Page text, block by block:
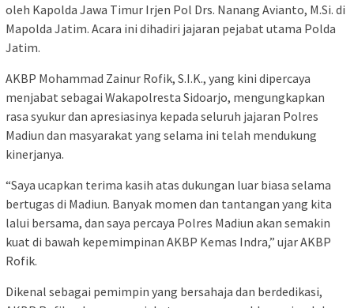
oleh Kapolda Jawa Timur Irjen Pol Drs. Nanang Avianto, M.Si. di
Mapolda Jatim. Acara ini dihadiri jajaran pejabat utama Polda
Jatim.
AKBP Mohammad Zainur Rofik, S.I.K., yang kini dipercaya
menjabat sebagai Wakapolresta Sidoarjo, mengungkapkan
rasa syukur dan apresiasinya kepada seluruh jajaran Polres
Madiun dan masyarakat yang selama ini telah mendukung
kinerjanya.
“Saya ucapkan terima kasih atas dukungan luar biasa selama
bertugas di Madiun. Banyak momen dan tantangan yang kita
lalui bersama, dan saya percaya Polres Madiun akan semakin
kuat di bawah kepemimpinan AKBP Kemas Indra,” ujar AKBP
Rofik.
Dikenal sebagai pemimpin yang bersahaja dan berdedikasi,